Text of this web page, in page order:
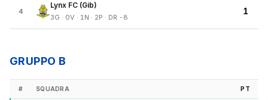
4
Lynx FC (Gib)
3G · 0V · 1N · 2P · DR -8
1
GRUPPO B
# SQUADRA PT